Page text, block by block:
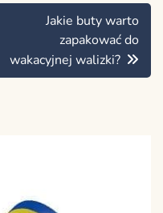
Jakie buty warto
zapakować do
wakacyjnej walizki?